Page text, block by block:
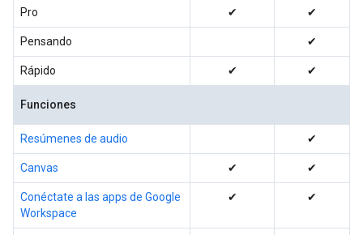
Pro ✔ ✔
Pensando ✔
Rápido ✔ ✔
Funciones
Resúmenes de audio ✔
Canvas ✔ ✔
Conéctate a las apps de Google
Workspace
✔ ✔